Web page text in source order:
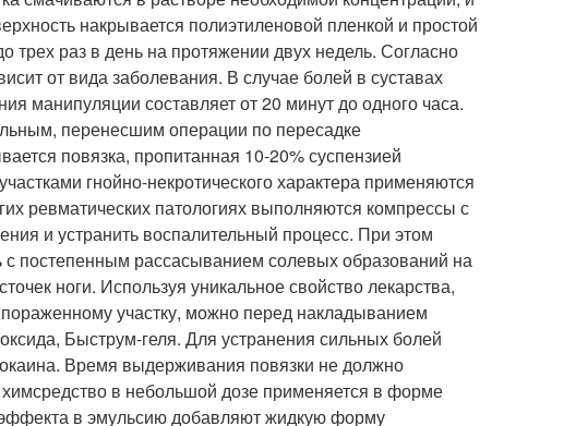
накрывается полиэтиленовой пленкой и простой
трех раз в день на протяжении двух недель. Согласно
от вида заболевания. В случае болей в суставах
манипуляции составляет от 20 минут до одного часа.
перенесшим операции по пересадке
повязка, пропитанная 10-20% суспензией
гнойно-некротического характера применяются
ревматических патологиях выполняются компрессы с
и устранить воспалительный процесс. При этом
с постепенным рассасыванием солевых образований на
ноги. Используя уникальное свойство лекарства,
участку, можно перед накладыванием
Быструм-геля. Для устранения сильных болей
Время выдерживания повязки не должно
в небольшой дозе применяется в форме
в эмульсию добавляют жидкую форму